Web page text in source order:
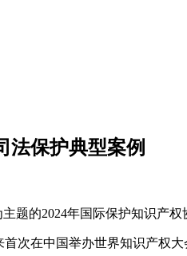
法保护典型案例
题的2024年国际保护知识产
次在中国举办世界知识产权大